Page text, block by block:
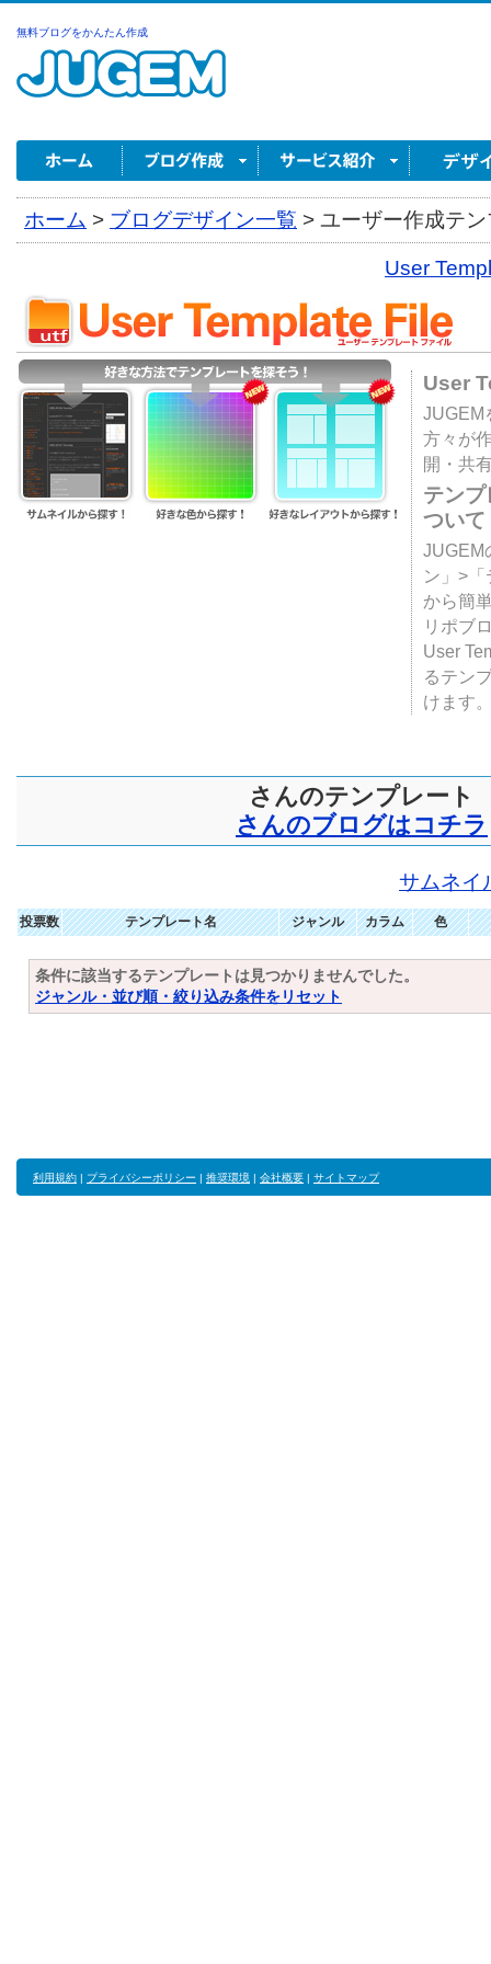
無料ブログをかんたん作成
ホーム > ブログデザイン一覧 > ユーザー作成テ
User
User
JUGEM
方々が
開・共
テン
ついて
JUGEM
ン」>
から簡
リポブ
User
るテン
けます
さんのテンプレート
さんのブログはコチラ
サムネイ
投票数 テンプレート名 ジャンル カラム 色
条件に該当するテンプレートは見つかりませんでした。
ジャンル・並び順・絞り込み条件をリセット
利用規約 | プライバシーポリシー | 推奨環境 | 会社概要 | サイトマップ